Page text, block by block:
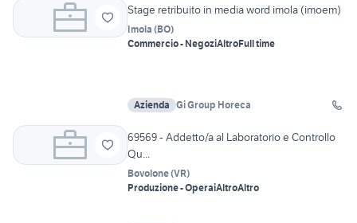
Stage retribuito in media word imola (imoem)
Imola (BO)
Commercio - NegoziAltroFull time
Azienda Gi Group Horeca
69569 - Addetto/a al Laboratorio e Controllo
Qu...
Bovolone(VR)
Produzione - OperaiAltroAltro